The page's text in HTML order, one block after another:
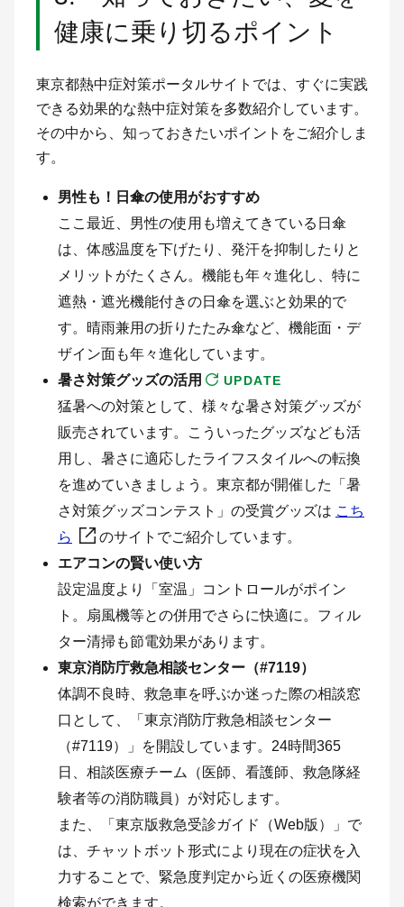
健康に乗り切るポイント
東京都熱中症対策ポータルサイトでは、すぐに実践
できる効果的な熱中症対策を多数紹介しています。
その中から、知っておきたいポイントをご紹介しま
す。
男性も！日傘の使用がおすすめ
ここ最近、男性の使用も増えてきている日傘
は、体感温度を下げたり、発汗を抑制したりと
メリットがたくさん。機能も年々進化し、特に
遮熱・遮光機能付きの日傘を選ぶと効果的で
す。晴雨兼用の折りたたみ傘など、機能面・デ
ザイン面も年々進化しています。
暑さ対策グッズの活用
UPDATE
猛暑への対策として、様々な暑さ対策グッズが
販売されています。こういったグッズなども活
用し、暑さに適応したライフスタイルへの転換
を進めていきましょう。東京都が開催した「暑
さ対策グッズコンテスト」の受賞グッズは こち
ら
のサイトでご紹介しています。
エアコンの賢い使い方
設定温度より「室温」コントロールがポイン
ト。扇風機等との併用でさらに快適に。フィル
ター清掃も節電効果があります。
東京消防庁救急相談センター（#7119）
体調不良時、救急車を呼ぶか迷った際の相談窓
口として、「東京消防庁救急相談センター
（#7119）」を開設しています。24時間365
日、相談医療チーム（医師、看護師、救急隊経
験者等の消防職員）が対応します。
また、「東京版救急受診ガイド（Web版）」で
は、チャットボット形式により現在の症状を入
力することで、緊急度判定から近くの医療機関
検索ができます。